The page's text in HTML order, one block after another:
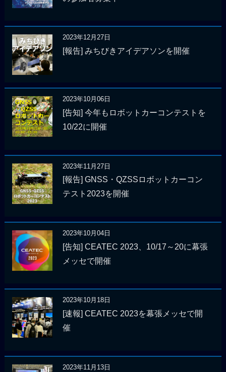
2023年12月27日
[報告] みちびきアイデアソンを開催
2023年10月06日
[告知] 今年もロボットカーコンテストを
10/22に開催
2023年11月27日
[報告] GNSS・QZSSロボットカーコン
テスト2023を開催
2023年10月04日
[告知] CEATEC 2023、10/17～20に幕張
メッセで開催
2023年10月18日
[速報] CEATEC 2023を幕張メッセで開
催
2023年11月13日